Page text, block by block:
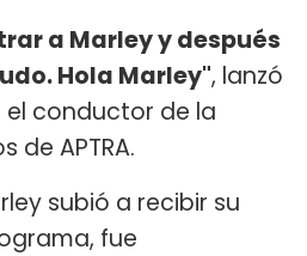
a Marley y después
Hola Marley", lanzó
conductor de la
de APTRA.
subió a recibir su
fue